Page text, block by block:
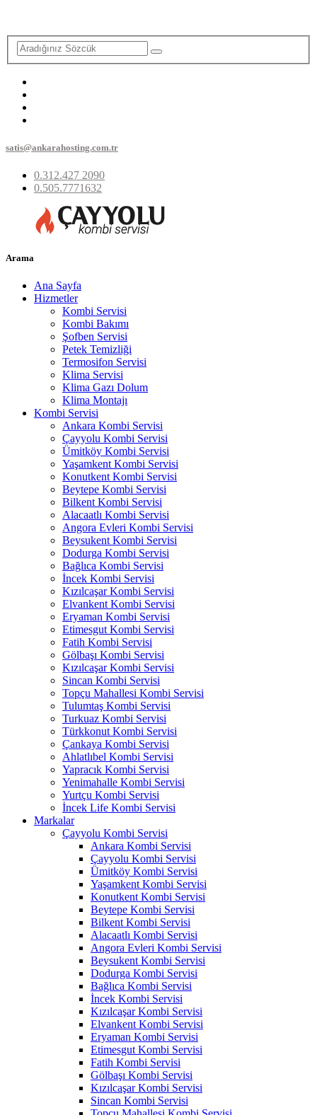
satis@ankarahosting.com.tr
0.312.427 2090
0.505.7771632
Arama
Ana Sayfa
Hizmetler
Kombi Servisi
Kombi Bakımı
Şofben Servisi
Petek Temizliği
Termosifon Servisi
Klima Servisi
Klima Gazı Dolum
Klima Montajı
Kombi Servisi
Ankara Kombi Servisi
Çayyolu Kombi Servisi
Ümitköy Kombi Servisi
Yaşamkent Kombi Servisi
Konutkent Kombi Servisi
Beytepe Kombi Servisi
Bilkent Kombi Servisi
Alacaatlı Kombi Servisi
Angora Evleri Kombi Servisi
Beysukent Kombi Servisi
Dodurga Kombi Servisi
Bağlıca Kombi Servisi
İncek Kombi Servisi
Kızılcaşar Kombi Servisi
Elvankent Kombi Servisi
Eryaman Kombi Servisi
Etimesgut Kombi Servisi
Fatih Kombi Servisi
Gölbaşı Kombi Servisi
Kızılcaşar Kombi Servisi
Sincan Kombi Servisi
Topçu Mahallesi Kombi Servisi
Tulumtaş Kombi Servisi
Turkuaz Kombi Servisi
Türkkonut Kombi Servisi
Çankaya Kombi Servisi
Ahlatlıbel Kombi Servisi
Yapracık Kombi Servisi
Yenimahalle Kombi Servisi
Yurtçu Kombi Servisi
İncek Life Kombi Servisi
Markalar
Çayyolu Kombi Servisi
Ankara Kombi Servisi
Çayyolu Kombi Servisi
Ümitköy Kombi Servisi
Yaşamkent Kombi Servisi
Konutkent Kombi Servisi
Beytepe Kombi Servisi
Bilkent Kombi Servisi
Alacaatlı Kombi Servisi
Angora Evleri Kombi Servisi
Beysukent Kombi Servisi
Dodurga Kombi Servisi
Bağlıca Kombi Servisi
İncek Kombi Servisi
Kızılcaşar Kombi Servisi
Elvankent Kombi Servisi
Eryaman Kombi Servisi
Etimesgut Kombi Servisi
Fatih Kombi Servisi
Gölbaşı Kombi Servisi
Kızılcaşar Kombi Servisi
Sincan Kombi Servisi